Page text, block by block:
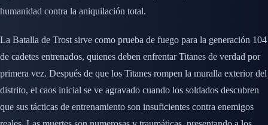
humanidad contra la aniquilación total.
La Batalla de Trost sirve como prueba de fuego para la generación 104
de cadetes entrenados, quienes deben enfrentar Titanes de verdad por
primera vez. Después de que los Titanes rompen la muralla exterior del
distrito, el caos inicial se ve agravado cuando los soldados descubren
que sus tácticas de entrenamiento son insuficientes contra enemigos